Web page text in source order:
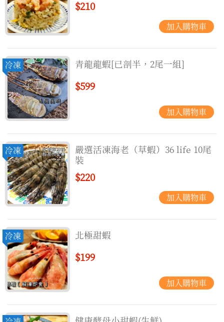
$210
冷凍 青龍龍蝦[已剖半，2尾一組]
$599
冷凍
嚴選活凍海老（草蝦）36 life 10尾
裝
$220
冷凍 北極甜蝦
$199